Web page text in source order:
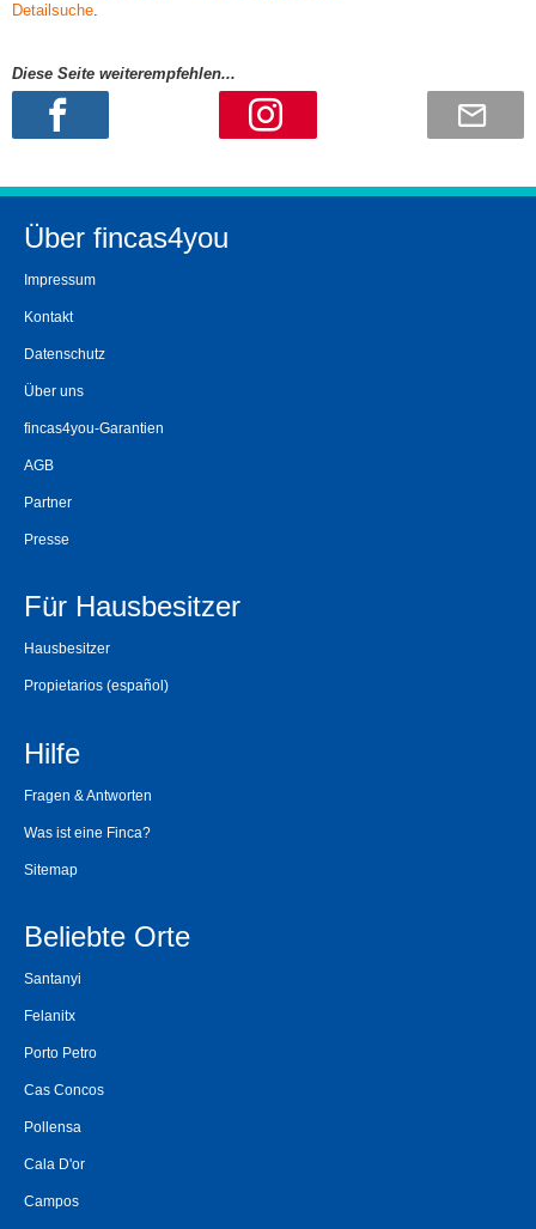
Detailsuche.
Diese Seite weiterempfehlen...
Über fincas4you
Impressum
Kontakt
Datenschutz
Über uns
fincas4you-Garantien
AGB
Partner
Presse
Für Hausbesitzer
Hausbesitzer
Propietarios (español)
Hilfe
Fragen & Antworten
Was ist eine Finca?
Sitemap
Beliebte Orte
Santanyi
Felanitx
Porto Petro
Cas Concos
Pollensa
Cala D'or
Campos